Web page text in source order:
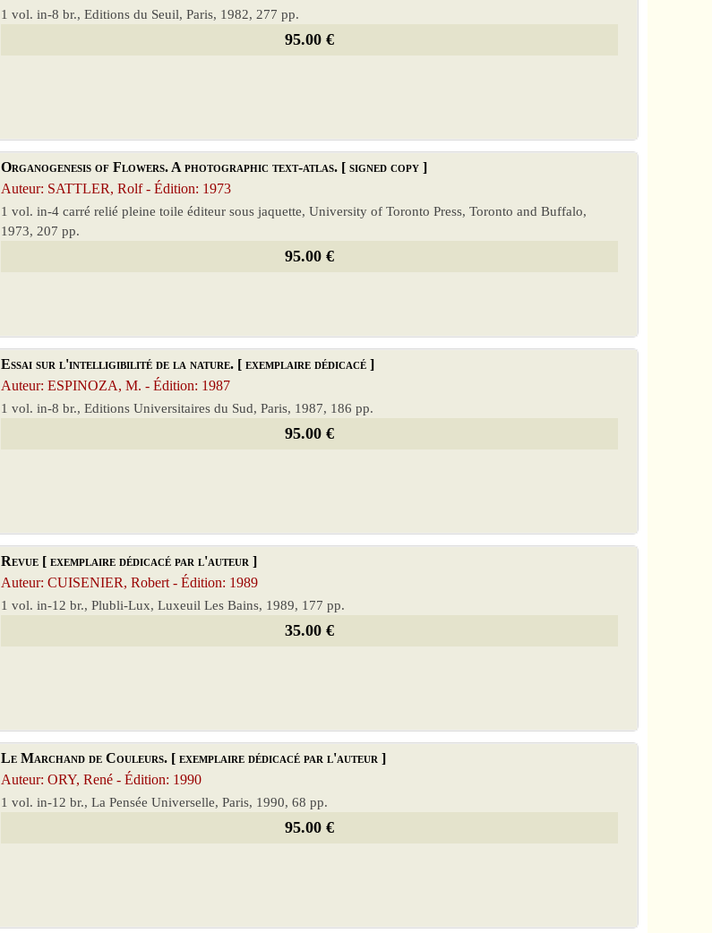
1 vol. in-8 br., Editions du Seuil, Paris, 1982, 277 pp.
95.00 €
Organogenesis of Flowers. A photographic text-atlas. [ signed copy ]
Auteur: SATTLER, Rolf - Édition: 1973
1 vol. in-4 carré relié pleine toile éditeur sous jaquette, University of Toronto Press, Toronto and Buffalo,
1973, 207 pp.
95.00 €
Essai sur l'intelligibilité de la nature. [ exemplaire dédicacé ]
Auteur: ESPINOZA, M. - Édition: 1987
1 vol. in-8 br., Editions Universitaires du Sud, Paris, 1987, 186 pp.
95.00 €
Revue [ exemplaire dédicacé par l'auteur ]
Auteur: CUISENIER, Robert - Édition: 1989
1 vol. in-12 br., Plubli-Lux, Luxeuil Les Bains, 1989, 177 pp.
35.00 €
Le Marchand de Couleurs. [ exemplaire dédicacé par l'auteur ]
Auteur: ORY, René - Édition: 1990
1 vol. in-12 br., La Pensée Universelle, Paris, 1990, 68 pp.
95.00 €